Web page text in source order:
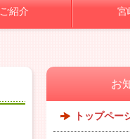
紹介 宮
お
トップペー